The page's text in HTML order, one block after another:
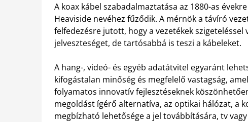
A koax kábel szabadalmaztatása az 1880-as
Heaviside nevéhez fűződik. A mérnök a távíró
felfedezésre jutott, hogy a vezetékek
jelveszteséget, de tartósabbá is teszi a kábeleket.
A hang-, videó- és egyéb adatátvitel egyaránt
kifogástalan minőség és megfelelő vastagság,
folyamatos innovatív fejlesztéseknek
megoldást ígérő alternatíva, az optikai hálózat, a
megbízható lehetősége a jel továbbítására, tv